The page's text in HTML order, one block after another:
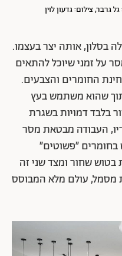
גרבר, צילום: גדעון לוין
בסלון, אותה יצר בעצמו.
על זמני שיוכל להתאים
החומרים והצבעים.
שהוא משתמש בעץ
בלבד דמויות בשגרת
העבודה מבטאת מסר
״פשוטים״
בטוש שחור ומצד שני זה
מסמל, עולם מלא המבוסס